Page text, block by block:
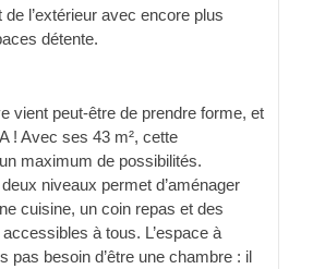
l’extérieur avec encore plus
détente.
vient peut-être de prendre forme, et
! Avec ses 43 m², cette
maximum de possibilités.
niveaux permet d’aménager
cuisine, un coin repas et des
à tous. L’espace à
pas besoin d’être une chambre : il